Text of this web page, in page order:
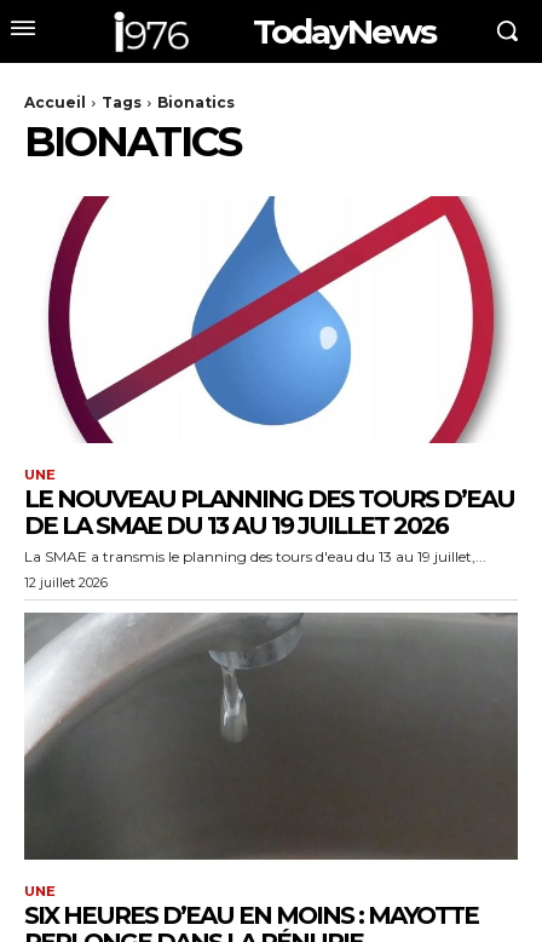
TodayNews
Accueil Tags Bionatics
BIONATICS
UNE
LE NOUVEAU PLANNING DES TOURS D’EAU
DE LA SMAE DU 13 AU 19 JUILLET 2026
La SMAE a transmis le planning des tours d'eau du 13 au 19 juillet,...
12 juillet 2026
UNE
SIX HEURES D’EAU EN MOINS : MAYOTTE